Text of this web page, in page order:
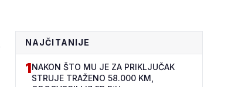
NAJČITANIJE
1NAKON ŠTO MU JE ZA PRIKLJUČAK
STRUJE TRAŽENO 58.000 KM,